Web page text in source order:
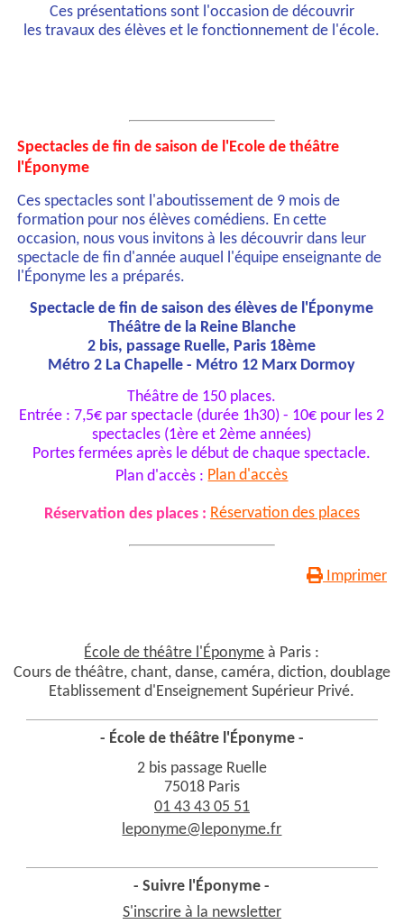
Ces présentations sont l'occasion de découvrir
les travaux des élèves et le fonctionnement de l'école.
Spectacles de fin de saison de l'Ecole de théâtre
l'Éponyme
Ces spectacles sont l'aboutissement de 9 mois de
formation pour nos élèves comédiens. En cette
occasion, nous vous invitons à les découvrir dans leur
spectacle de fin d'année auquel l'équipe enseignante de
l'Éponyme les a préparés.
Spectacle de fin de saison des élèves de l'Éponyme
Théâtre de la Reine Blanche
2 bis, passage Ruelle, Paris 18ème
Métro 2 La Chapelle - Métro 12 Marx Dormoy
Théâtre de 150 places.
Entrée : 7,5€ par spectacle (durée 1h30) - 10€ pour les 2
spectacles (1ère et 2ème années)
Portes fermées après le début de chaque spectacle.
Plan d'accès : Plan d'accès
Réservation des places : Réservation des places
Imprimer
École de théâtre l'Éponyme à Paris :
Cours de théâtre, chant, danse, caméra, diction, doublage
Etablissement d'Enseignement Supérieur Privé.
- École de théâtre l'Éponyme -
2 bis passage Ruelle
75018 Paris
01 43 43 05 51
leponyme@leponyme.fr
- Suivre l'Éponyme -
S'inscrire à la newsletter